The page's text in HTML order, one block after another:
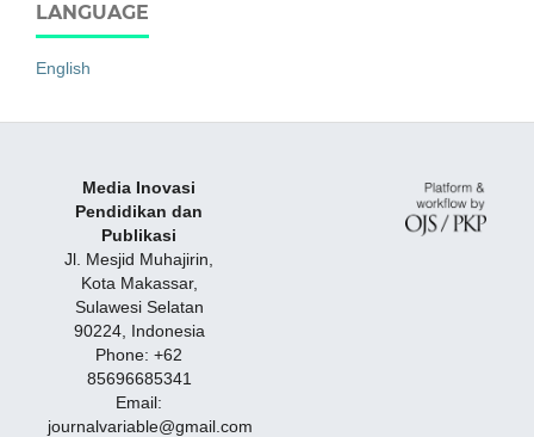
LANGUAGE
English
Media Inovasi
Pendidikan dan
Publikasi
Jl. Mesjid Muhajirin,
Kota Makassar,
Sulawesi Selatan
90224, Indonesia
Phone: +62
85696685341
Email:
journalvariable@gmail.com